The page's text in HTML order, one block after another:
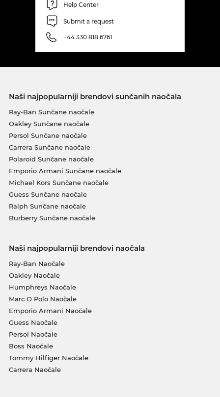
Help Center
Submit a request
+44 330 818 6761
Naši najpopularniji brendovi sunčanih naočala
Ray-Ban Sunčane naočale
Oakley Sunčane naočale
Persol Sunčane naočale
Carrera Sunčane naočale
Polaroid Sunčane naočale
Emporio Armani Sunčane naočale
Michael Kors Sunčane naočale
Guess Sunčane naočale
Ralph Sunčane naočale
Burberry Sunčane naočale
Naši najpopularniji brendovi naočala
Ray-Ban Naočale
Oakley Naočale
Humphreys Naočale
Marc O Polo Naočale
Emporio Armani Naočale
Guess Naočale
Persol Naočale
Boss Naočale
Tommy Hilfiger Naočale
Carrera Naočale